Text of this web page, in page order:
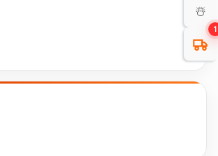
☃️
1